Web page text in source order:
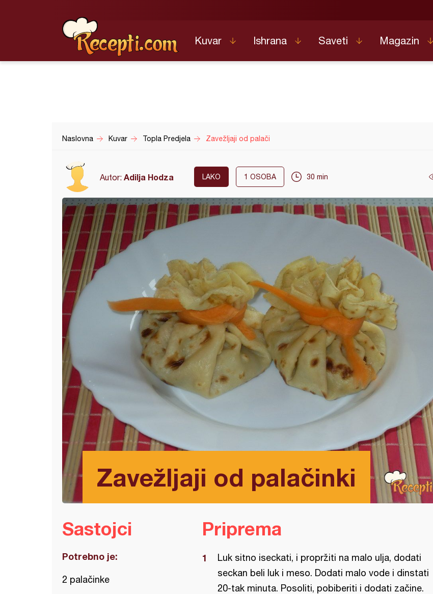
Kuvar Ishrana Saveti Magazin
Naslovna Kuvar Topla Predjela Zavežljaji od palači
Autor: Adilja Hodza LAKO 1 OSOBA 30 min
Zavežljaji od palačinki
Sastojci
Potrebno je:
2 palačinke
Priprema
Luk sitno iseckati, i propržiti na malo ulja, dodati
seckan beli luk i meso. Dodati malo vode i dinstati
20-tak minuta. Posoliti, pobiberiti i dodati začine.